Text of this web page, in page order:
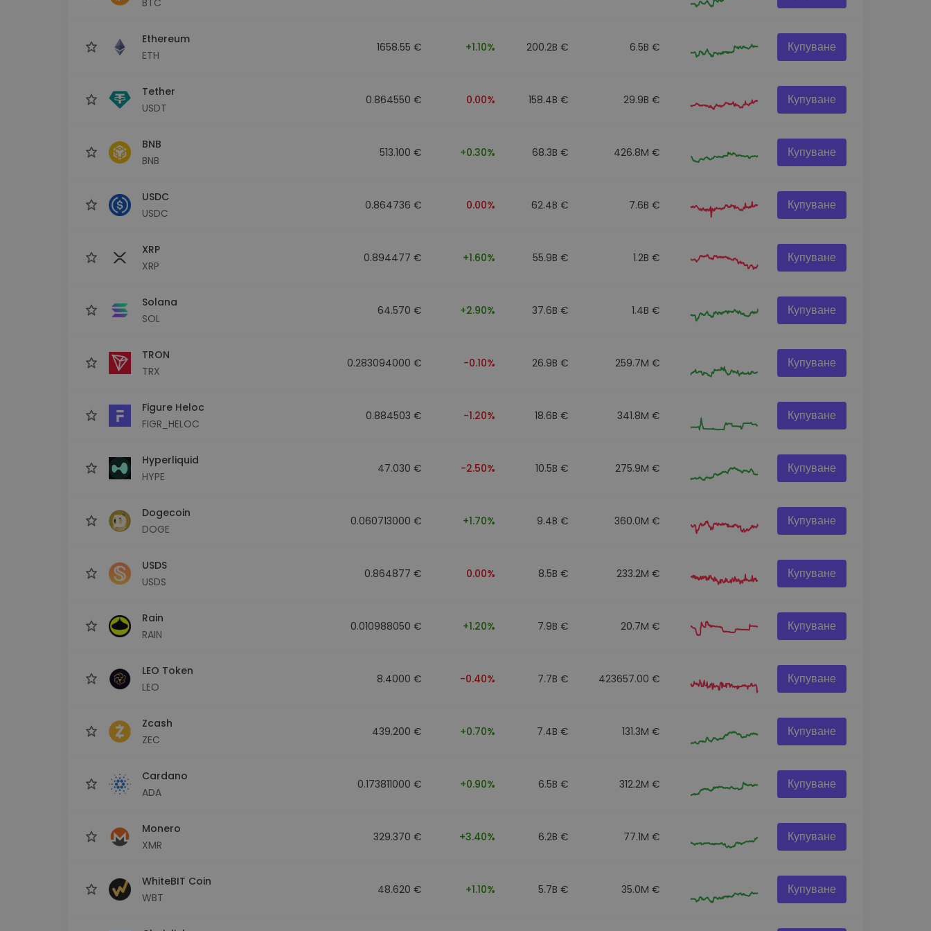
Ethereum
ETH
1658.55 € +1.10% 200.2B € 6.5B € Купуване
Tether
USDT
0.864550 € 0.00% 158.4B € 29.9B € Купуване
BNB
BNB
513.100 € +0.30% 68.3B € 426.8M € Купуване
USDC
USDC
0.864736 € 0.00% 62.4B € 7.6B € Купуване
XRP
XRP
0.894477 € +1.60% 55.9B € 1.2B € Купуване
Solana
SOL
64.570 € +2.90% 37.6B € 1.4B € Купуване
TRON
TRX
0.283094000 € -0.10% 26.9B € 259.7M € Купуване
Figure Heloc
FIGR_HELOC
0.884503 € -1.20% 18.6B € 341.8M € Купуване
Hyperliquid
HYPE
47.030 € -2.50% 10.5B € 275.9M € Купуване
Dogecoin
DOGE
0.060713000 € +1.70% 9.4B € 360.0M € Купуване
USDS
USDS
0.864877 € 0.00% 8.5B € 233.2M € Купуване
Rain
RAIN
0.010988050 € +1.20% 7.9B € 20.7M € Купуване
LEO Token
LEO
8.4000 € -0.40% 7.7B € 423657.00 € Купуване
Zcash
ZEC
439.200 € +0.70% 7.4B € 131.3M € Купуване
Cardano
ADA
0.173811000 € +0.90% 6.5B € 312.2M € Купуване
Monero
XMR
329.370 € +3.40% 6.2B € 77.1M € Купуване
WhiteBIT Coin
WBT
48.620 € +1.10% 5.7B € 35.0M € Купуване